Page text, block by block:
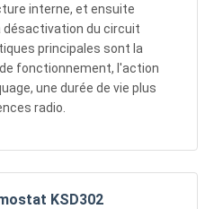
interne, et ensuite
désactivation du circuit
principales sont la
fonctionnement, l'action
une durée de vie plus
radio.
KSD302